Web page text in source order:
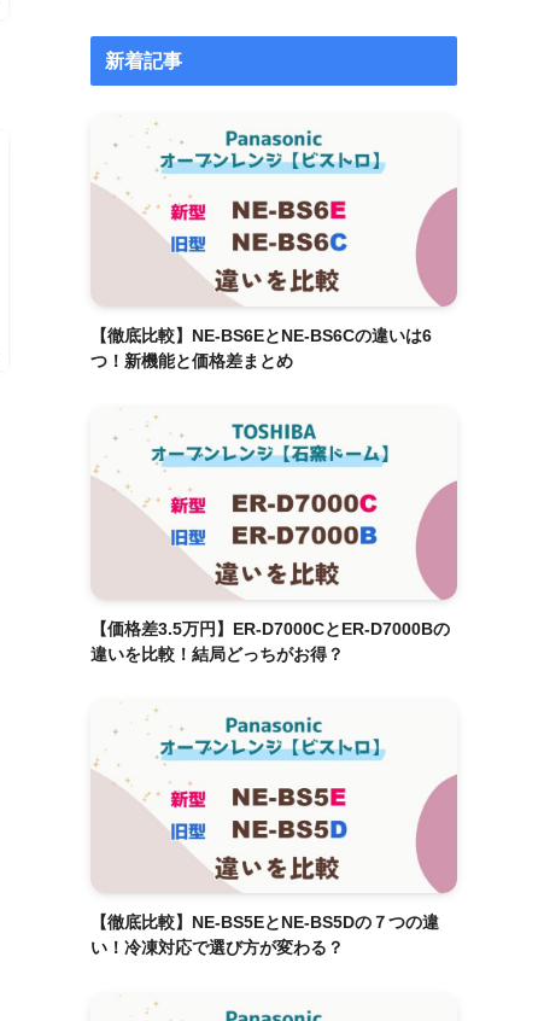
新着記事
【徹底比較】NE-BS6EとNE-BS6Cの違いは6
つ！新機能と価格差まとめ
【価格差3.5万円】ER-D7000CとER-D7000Bの
違いを比較！結局どっちがお得？
【徹底比較】NE-BS5EとNE-BS5Dの７つの違
い！冷凍対応で選び方が変わる？